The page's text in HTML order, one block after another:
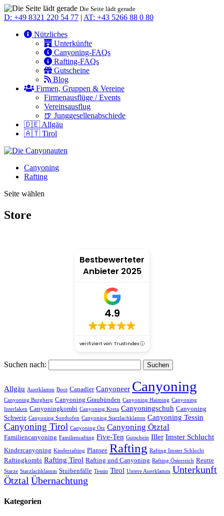
Die Seite lädt gerade
D: +49 8321 220 54 77 | AT: +43 5266 88 0 80
Nützliches
Unterkünfte
Canyoning-FAQs
Rafting-FAQs
Gutscheine
Blog
Firmen, Gruppen & Vereine
Firmenausflüge / Events
Vereinsausflug
🍺 Junggesellenabschiede
🇩🇪 Allgäu
🇦🇹 Tirol
Canyoning
Rafting
Seite wählen
Store
Bestbewerteter
Anbieter 2025
4.9
verifiziert von: Trustindex
Suchen nach:
Allgäu Auerklamm Boot Canadier Canyoneer Canyoning
Canyoning Burgberg Canyoning Graubünden Canyoning Haiming Canyoning
Interlaken Canyoningkombi Canyoning Kreta Canyoningschuh Canyoning
Schweiz Canyoning Sonthofen Canyoning Starzlachklamm Canyoning Tessin
Canyoning Tirol Canyoning Ötz Canyoning Ötztal
Familiencanyoning Familienrafting Five-Ten Gutschein Iller Imster Schlucht
Kindercanyoning Kinderrafting Plansee Rafting Rafting Imster Schlucht
Raftingkombi Rafting Tirol Rafting und Canyoning Rafting Österreich Reutte
Starze Starzlachklamm Stuibenfälle Tessin Tirol Untere Auerklamm Unterkunft
Ötztal Übernachtung
Kategorien